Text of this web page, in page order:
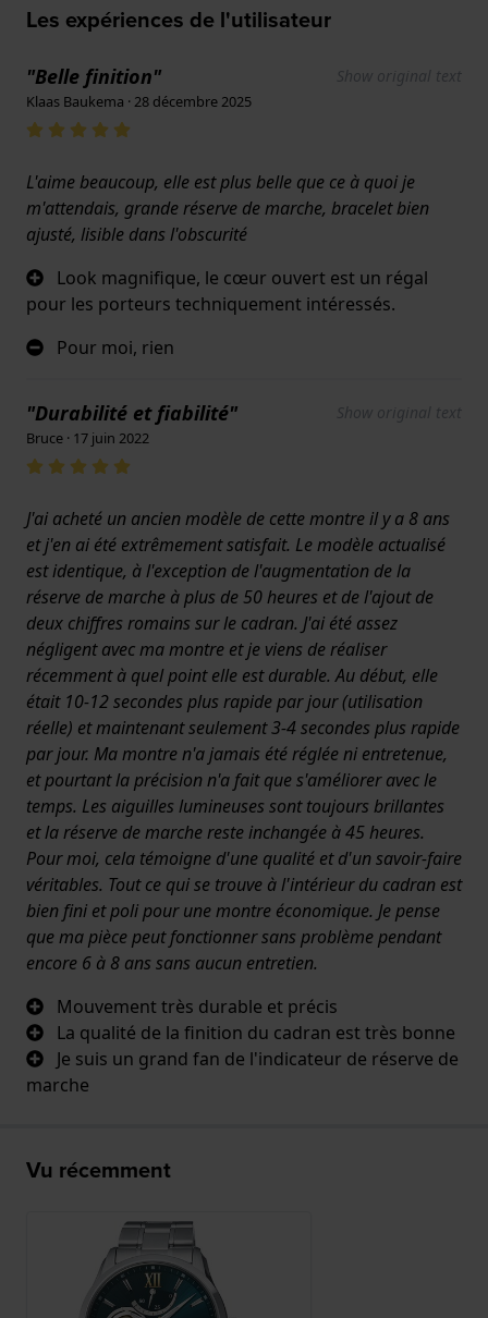
Les expériences de l'utilisateur
"Belle finition" Show original text
Klaas Baukema · 28 décembre 2025
L'aime beaucoup, elle est plus belle que ce à quoi je
m'attendais, grande réserve de marche, bracelet bien
ajusté, lisible dans l'obscurité
Look magnifique, le cœur ouvert est un régal
pour les porteurs techniquement intéressés.
Pour moi, rien
"Durabilité et fiabilité" Show original text
Bruce · 17 juin 2022
J'ai acheté un ancien modèle de cette montre il y a 8 ans
et j'en ai été extrêmement satisfait. Le modèle actualisé
est identique, à l'exception de l'augmentation de la
réserve de marche à plus de 50 heures et de l'ajout de
deux chiffres romains sur le cadran. J'ai été assez
négligent avec ma montre et je viens de réaliser
récemment à quel point elle est durable. Au début, elle
était 10-12 secondes plus rapide par jour (utilisation
réelle) et maintenant seulement 3-4 secondes plus rapide
par jour. Ma montre n'a jamais été réglée ni entretenue,
et pourtant la précision n'a fait que s'améliorer avec le
temps. Les aiguilles lumineuses sont toujours brillantes
et la réserve de marche reste inchangée à 45 heures.
Pour moi, cela témoigne d'une qualité et d'un savoir-faire
véritables. Tout ce qui se trouve à l'intérieur du cadran est
bien fini et poli pour une montre économique. Je pense
que ma pièce peut fonctionner sans problème pendant
encore 6 à 8 ans sans aucun entretien.
Mouvement très durable et précis
La qualité de la finition du cadran est très bonne
Je suis un grand fan de l'indicateur de réserve de
marche
Vu récemment